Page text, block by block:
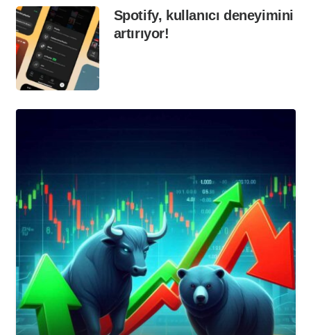
Spotify, kullanıcı deneyimini
artırıyor!